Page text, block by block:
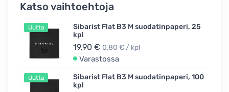
Katso vaihtoehtoja
Uutta
Sibarist Flat B3 M suodatinpaperi, 25
kpl
19,90 € 0,80 € / kpl
Varastossa
Uutta
Sibarist Flat B3 M suodatinpaperi, 100
kpl